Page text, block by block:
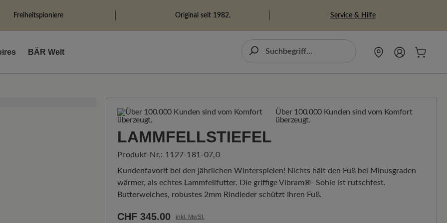
Freiheitspioniere Original seit 1982. Service & Hilfe
BÄR Welt
Über 100.000 Kunden sind vom Komfort
überzeugt.
LAMMFELLSTIEFEL
Produkt-Nr.: 1127-181-07,0
Kundenfavorit bei den jährlichen Winterspielen! Nichts hält den Fuß bei Minusgraden
wärmer, als echtes Lammfellfutter. Die griffige Vibram®- Sohle ist rutschfest.
Butterweiches, robustes 2mm Rindleder schützt Ihren Fuß.
CHF 345.00 inkl. MwSt.